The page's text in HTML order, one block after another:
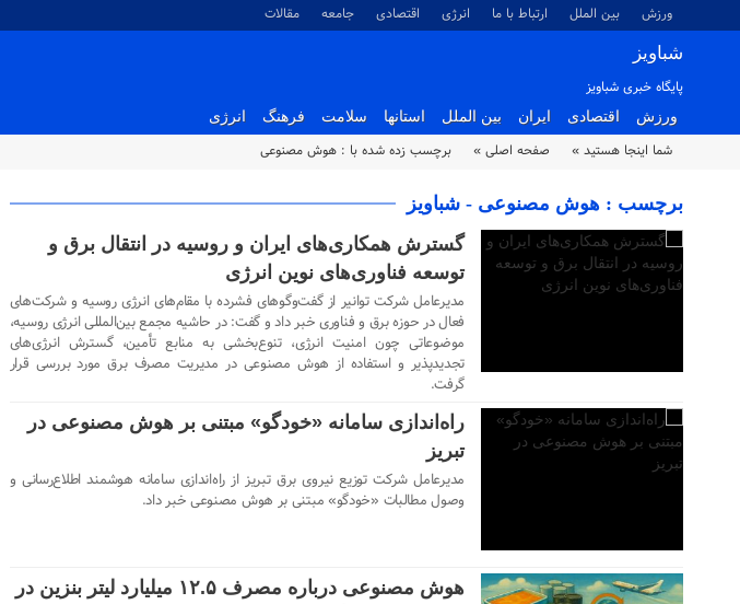
ورزش بین الملل ارتباط با ما انرژی اقتصادی جامعه مقالات
شباویز
پایگاه خبری شباویز
ورزش اقتصادی ایران بین الملل استانها سلامت فرهنگ انرژی
شما اینجا هستید » صفحه اصلی » برچسب زده شده با : هوش مصنوعی
برچسب : هوش مصنوعی - شباویز
گسترش همکاری‌های ایران و روسیه در انتقال برق و
توسعه فناوری‌های نوین انرژی
مدیرعامل شرکت توانیر از گفت‌وگوهای فشرده با مقام‌های انرژی روسیه و شرکت‌های
فعال در حوزه برق و فناوری خبر داد و گفت: در حاشیه مجمع بین‌المللی انرژی روسیه،
موضوعاتی چون امنیت انرژی، تنوع‌بخشی به منابع تأمین، گسترش انرژی‌های
تجدیدپذیر و استفاده از هوش مصنوعی در مدیریت مصرف برق مورد بررسی قرار
گرفت.
راه‌اندازی سامانه «خودگو» مبتنی بر هوش مصنوعی در
تبریز
مدیرعامل شرکت توزیع نیروی برق تبریز از راه‌اندازی سامانه هوشمند اطلاع‌رسانی و
وصول مطالبات «خودگو» مبتنی بر هوش مصنوعی خبر داد.
۱۱ مهر ۱۴۰۴
هوش مصنوعی درباره مصرف ۱۲.۵ میلیارد لیتر بنزین در